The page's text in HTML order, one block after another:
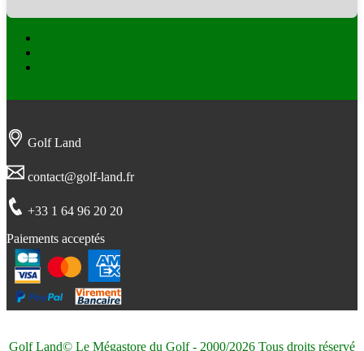
Golf Land
contact@golf-land.fr
+33 1 64 96 20 20
Paiements acceptés
Golf Land© Le Mégastore du Golf - 2000/2026 Tous droits réservé